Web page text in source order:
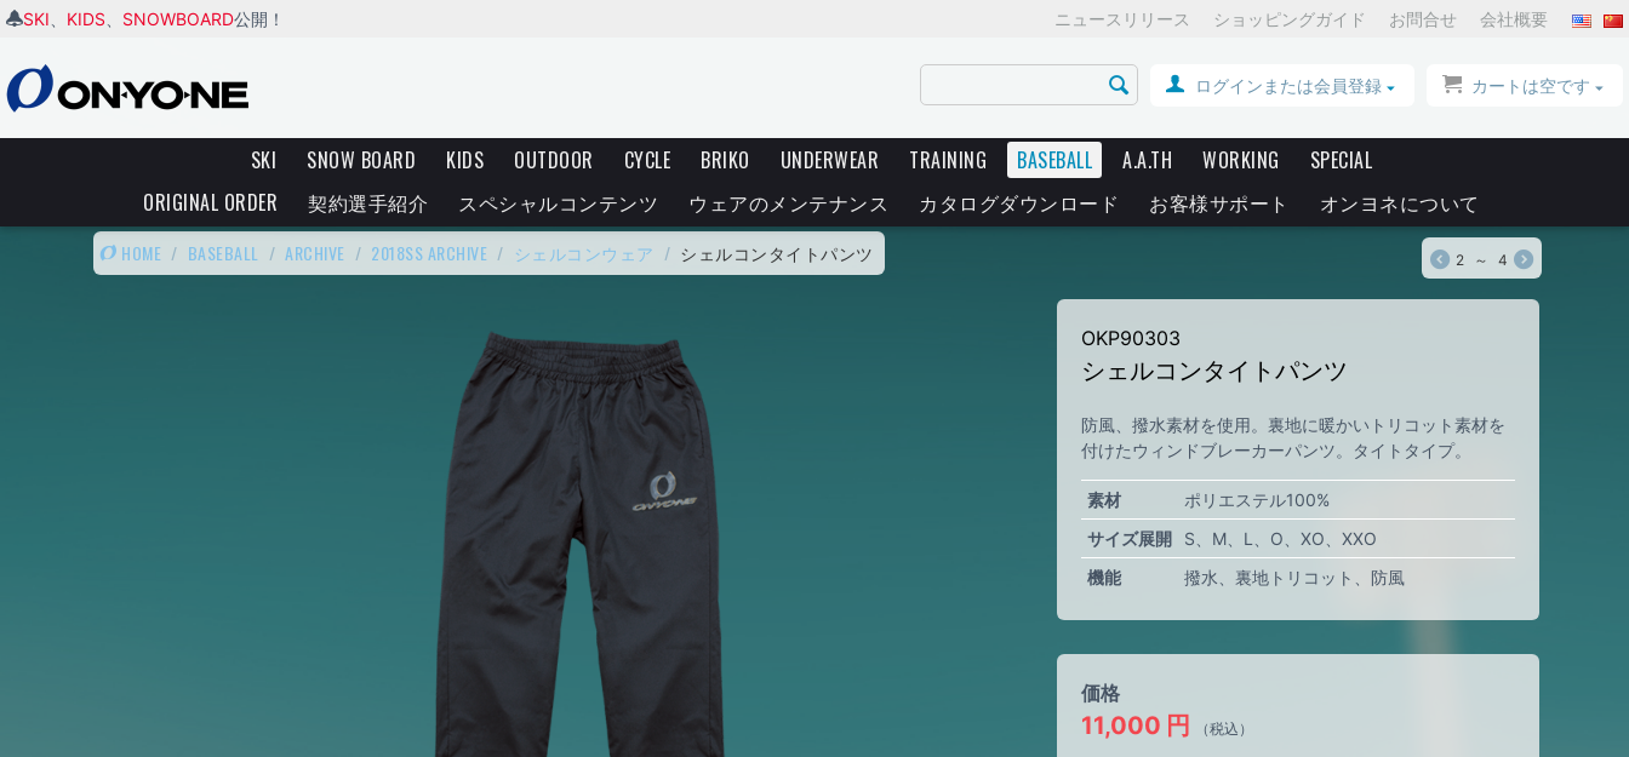
SKI KIDS SNOWBOARD公開！ ニュースリリース ショッピングガイド お問合せ 会社概要
カートは空です
ログインまたは会員登録
SKI SNOW BOARD KIDS OUTDOOR CYCLE BRIKO UNDERWEAR TRAINING BASEBALL A.A.TH WORKING
SPECIAL
ORIGINAL ORDER
契約選手紹介 スペシャルコンテンツ ウェアのメンテナンス カタログダウンロード お客様サポート オンヨネについて
HOME / BASEBALL / ARCHIVE / 2018SS ARCHIVE / シェルコンウェア / シェルコンタイトパンツ 2 ～ 4
OKP90303
シェルコンタイトパンツ
防風、撥水素材を使用。裏地に暖かいトリコット素材を
付けたウィンドブレーカーパンツ。タイトタイプ。
素材
ポリエステル100%
サイズ展開
S M L O XO
XXO
機能
撥水 裏地トリコット 防風
価格
11,000 円 （税込）